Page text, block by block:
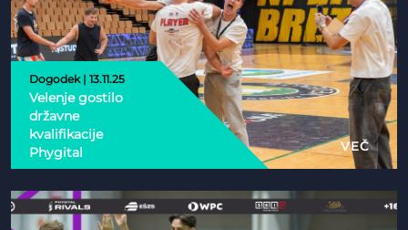
Dogodek | 13.11.25
Velenje gostilo
državne
kvalifikacije
Phygital
VEČ